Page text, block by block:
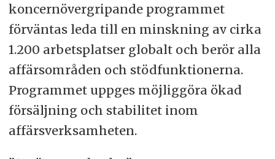
koncernövergripande programmet
förväntas leda till en minskning av cirka
1.200 arbetsplatser globalt och berör alla
affärsområden och stödfunktionerna.
Programmet uppges möjliggöra ökad
försäljning och stabilitet inom
affärsverksamheten.